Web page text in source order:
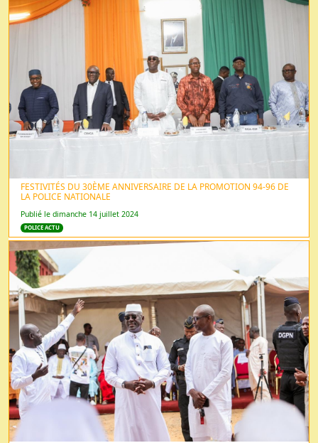
FESTIVITÉS DU 30ÈME ANNIVERSAIRE DE LA PROMOTION 94-96 DE
LA POLICE NATIONALE
Publié le dimanche 14 juillet 2024
POLICE ACTU